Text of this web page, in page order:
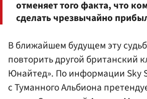
отменяет того факта, что
сделать чрезвычайно
В ближайшем будущем эту
повторить другой британский
Юнайтед». По информации Sky
с Туманного Альбиона